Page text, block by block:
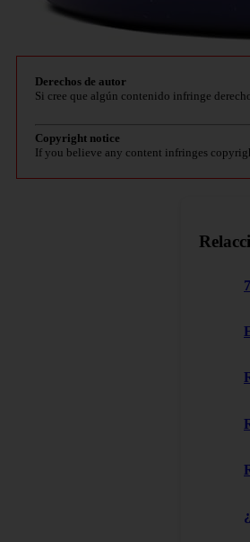
Derechos de autor
Si cree que algún contenido infringe
Copyright notice
If you believe any content infringes